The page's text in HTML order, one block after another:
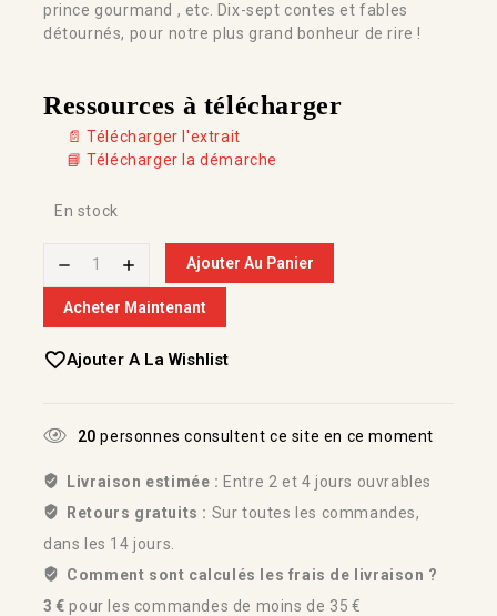
prince gourmand , etc. Dix-sept contes et fables
détournés, pour notre plus grand bonheur de rire !
Ressources à télécharger
📄 Télécharger l'extrait
📘 Télécharger la démarche
En stock
Ajouter Au Panier
Acheter Maintenant
Ajouter A La Wishlist
20 personnes consultent ce site en ce moment
Livraison estimée : Entre 2 et 4 jours ouvrables
Retours gratuits : Sur toutes les commandes,
dans les 14 jours.
Comment sont calculés les frais de livraison ?
3 € pour les commandes de moins de 35 €